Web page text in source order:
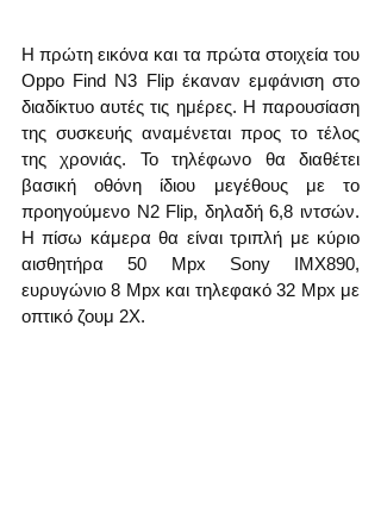
Η πρώτη εικόνα και τα πρώτα στοιχεία του
Oppo Find N3 Flip έκαναν εμφάνιση στο
διαδίκτυο αυτές τις ημέρες. Η παρουσίαση
της συσκευής αναμένεται προς το τέλος
της χρονιάς. Το τηλέφωνο θα διαθέτει
βασική οθόνη ίδιου μεγέθους με το
προηγούμενο N2 Flip, δηλαδή 6,8 ιντσών.
Η πίσω κάμερα θα είναι τριπλή με κύριο
αισθητήρα 50 Mpx Sony IMX890,
ευρυγώνιο 8 Mpx και τηλεφακό 32 Mpx με
οπτικό ζουμ 2X.